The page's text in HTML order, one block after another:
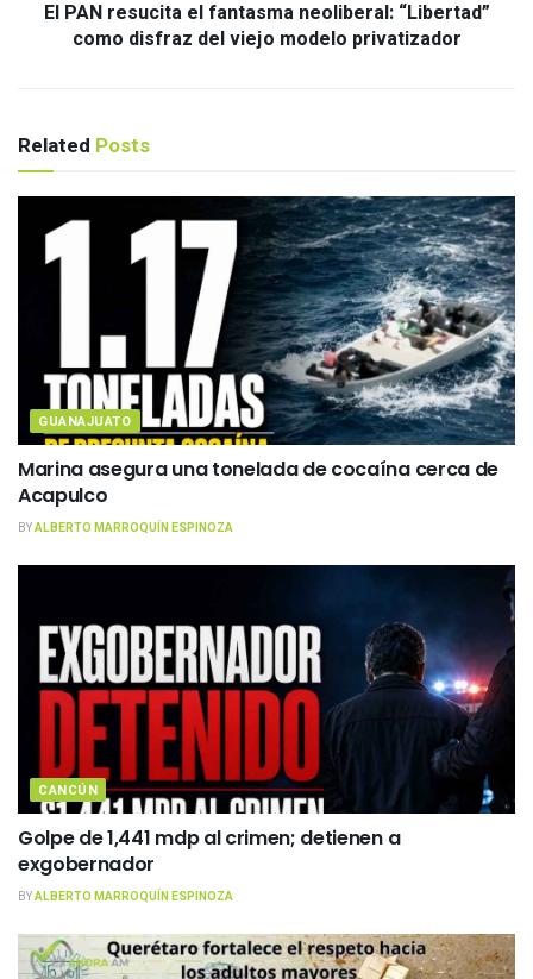
El PAN resucita el fantasma neoliberal: “Libertad”
como disfraz del viejo modelo privatizador
Related Posts
GUANAJUATO
Marina asegura una tonelada de cocaína cerca de
Acapulco
BYALBERTO MARROQUÍN ESPINOZA
CANCÚN
Golpe de 1,441 mdp al crimen; detienen a
exgobernador
BYALBERTO MARROQUÍN ESPINOZA